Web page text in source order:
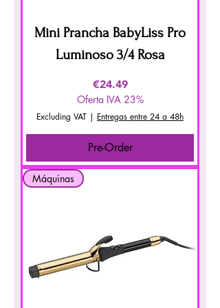
Mini Prancha BabyLiss Pro
Luminoso 3/4 Rosa
Price
€24.49
Oferta IVA 23%
Excluding VAT | Entregas entre 24 a 48h
Pre-Order
Máquinas